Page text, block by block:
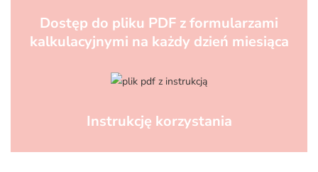
Dostęp do pliku PDF z formularzami
kalkulacyjnymi na każdy dzień miesiąca
Instrukcję korzystania